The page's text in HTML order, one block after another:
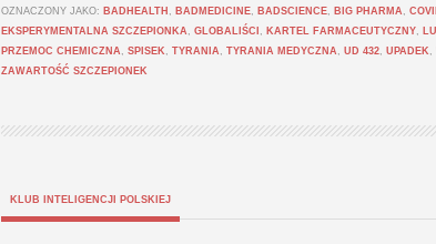
OZNACZONY JAKO: BADHEALTH , BADMEDICINE, BADSCIENCE, BIG PHARMA ,
EKSPERYMENTALNA SZCZEPIONKA , GLOBALIŚCI , KARTEL FARMACEUTYCZNY,
PRZEMOC CHEMICZNA , SPISEK , TYRANIA , TYRANIA MEDYCZNA , UD 432, UPADEK ,
ZAWARTOŚĆ SZCZEPIONEK
KLUB INTELIGENCJI POLSKIEJ